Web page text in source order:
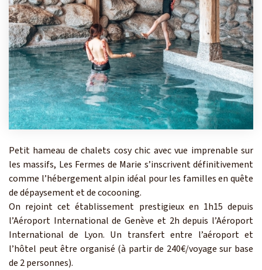
Petit hameau de chalets cosy chic avec vue imprenable sur
les massifs, Les Fermes de Marie s’inscrivent définitivement
comme l’hébergement alpin idéal pour les familles en quête
de dépaysement et de cocooning.
On rejoint cet établissement prestigieux en 1h15 depuis
l’Aéroport International de Genève et 2h depuis l’Aéroport
International de Lyon. Un transfert entre l’aéroport et
l’hôtel peut être organisé (à partir de 240€/voyage sur base
de 2 personnes).